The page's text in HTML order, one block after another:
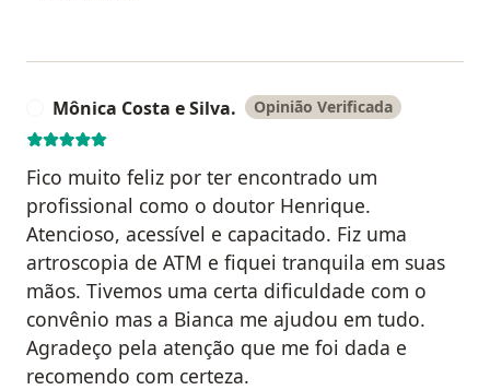
Mônica Costa e Silva. Opinião Verificada
Fico muito feliz por ter encontrado um
profissional como o doutor Henrique.
Atencioso, acessível e capacitado. Fiz uma
artroscopia de ATM e fiquei tranquila em suas
mãos. Tivemos uma certa dificuldade com o
convênio mas a Bianca me ajudou em tudo.
Agradeço pela atenção que me foi dada e
recomendo com certeza.